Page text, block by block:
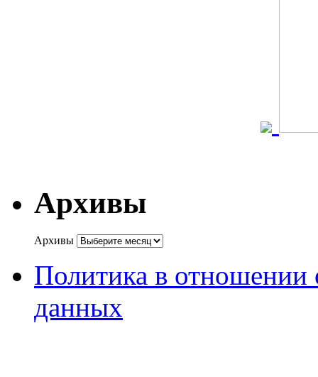
Архивы
Архивы
Политика в отношении
данных